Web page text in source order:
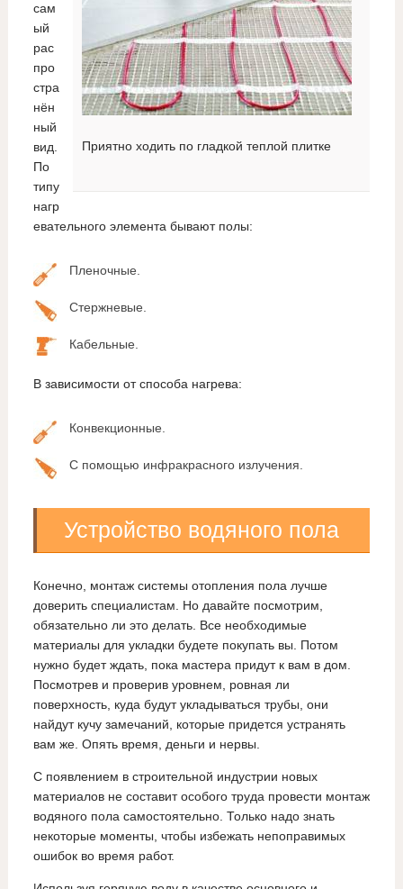
Приятно ходить по гладкой теплой плитке
сам
ый
рас
про
стра
нён
ный
вид.
По
типу
нагр
евательного элемента бывают полы:
Пленочные.
Стержневые.
Кабельные.
В зависимости от способа нагрева:
Конвекционные.
С помощью инфракрасного излучения.
Устройство водяного пола
Конечно, монтаж системы отопления пола лучше
доверить специалистам. Но давайте посмотрим,
обязательно ли это делать. Все необходимые
материалы для укладки будете покупать вы. Потом
нужно будет ждать, пока мастера придут к вам в дом.
Посмотрев и проверив уровнем, ровная ли
поверхность, куда будут укладываться трубы, они
найдут кучу замечаний, которые придется устранять
вам же. Опять время, деньги и нервы.
С появлением в строительной индустрии новых
материалов не составит особого труда провести монтаж
водяного пола самостоятельно. Только надо знать
некоторые моменты, чтобы избежать непоправимых
ошибок во время работ.